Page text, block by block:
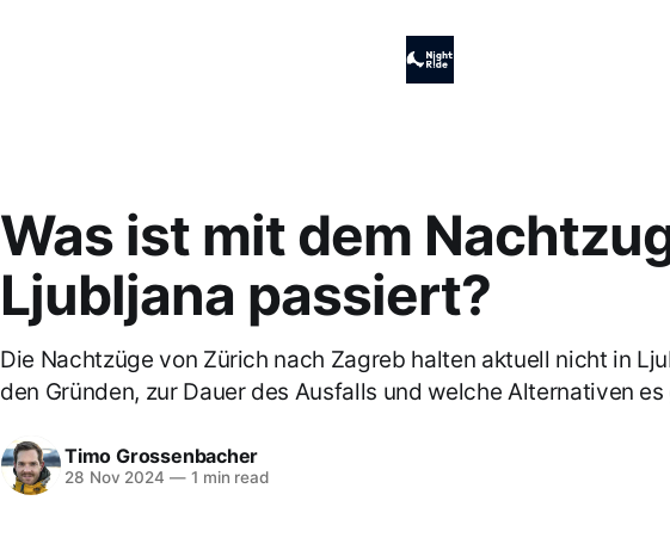
Was ist mit dem
Ljubljana passiert?
Die Nachtzüge von Zürich nach Zagreb halten aktuell nicht in
den Gründen, zur Dauer des Ausfalls und welche Alternativen
Timo Grossenbacher
28 Nov 2024 —1 min read